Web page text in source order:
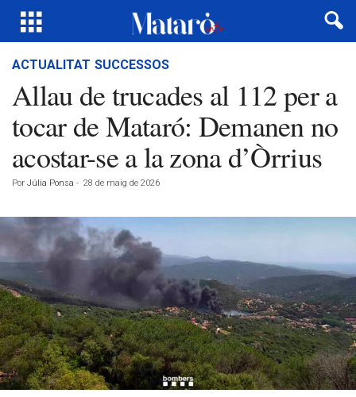
ACTUALITAT SUCCESSOS
Allau de trucades al 112 per a
tocar de Mataró: Demanen no
acostar-se a la zona d’Òrrius
Por Júlia Ponsa - 28 de maig de 2026